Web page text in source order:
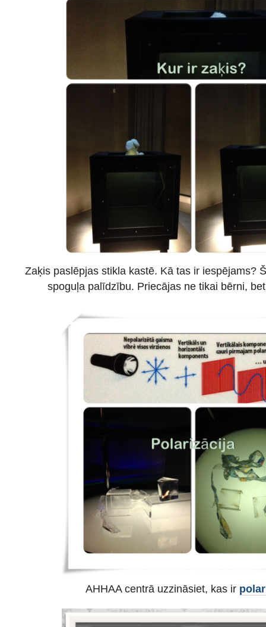
Zaķis paslēpjas stikla kastē. Kā tas ir iespējams?
spoguļa palīdzību. Priecājas ne tikai bērni,
AHHAA centrā uzzināsiet, kas ir